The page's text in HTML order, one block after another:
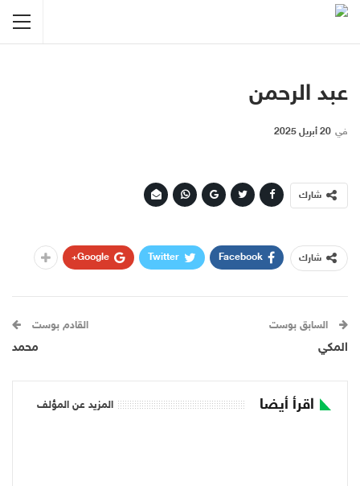
عبد الرحمن
في 20 أبريل 2025
شارك
شارك Facebook
Twitter
Google+
السابق بوست
المكي
القادم بوست
محمد
اقرأ أيضا المزيد عن المؤلف